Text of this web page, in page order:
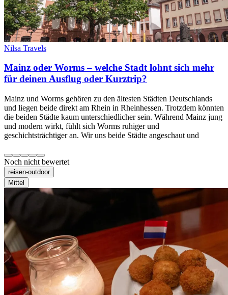
Nilsa Travels
Mainz oder Worms – welche Stadt lohnt sich mehr
für deinen Ausflug oder Kurztrip?
Mainz und Worms gehören zu den ältesten Städten Deutschlands
und liegen beide direkt am Rhein in Rheinhessen. Trotzdem könnten
die beiden Städte kaum unterschiedlicher sein. Während Mainz jung
und modern wirkt, fühlt sich Worms ruhiger und
geschichtsträchtiger an. Wir uns beide Städte angeschaut und
Noch nicht bewertet
reisen-outdoor
Mittel